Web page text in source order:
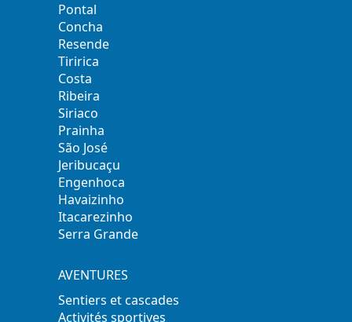
Pontal
Concha
Resende
Tiririca
Costa
Ribeira
Siriaco
Prainha
São José
Jeribucaçu
Engenhoca
Havaizinho
Itacarezinho
Serra Grande
AVENTURES
Sentiers et cascades
Activités sportives